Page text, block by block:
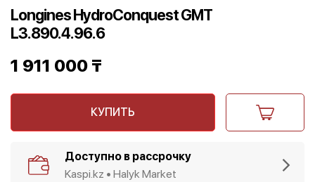
Longines HydroConquest GMT
L3.890.4.96.6
1 911 000 ₸
КУПИТЬ
Доступно в рассрочку
Kaspi.kz • Halyk Market